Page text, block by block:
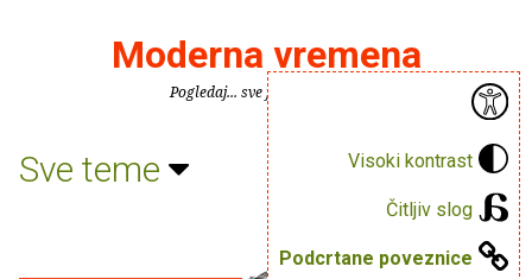
Visoki kontrast
Čitljiv slog
Podcrtane poveznice
Moderna vremena
Pogledaj... sve je puno knjiga.
Sve teme